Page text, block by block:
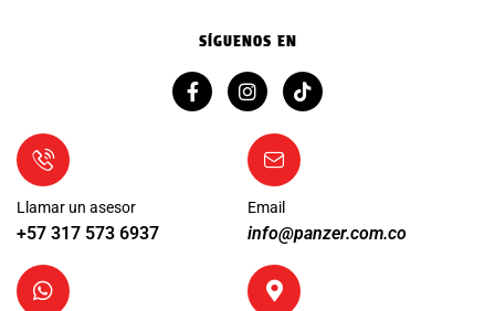
SÍGUENOS EN
Llamar un asesor
+57 317 573 6937
Email
info@panzer.com.co